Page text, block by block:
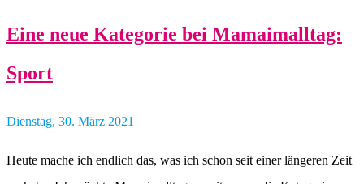
Eine neue Kategorie bei Mamaimalltag:
Sport
Dienstag, 30. März 2021
Heute mache ich endlich das, was ich schon seit einer längeren Zeit